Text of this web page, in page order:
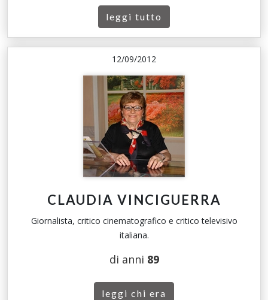
leggi tutto
12/09/2012
CLAUDIA VINCIGUERRA
Giornalista, critico cinematografico e critico televisivo
italiana.
di anni 89
leggi chi era